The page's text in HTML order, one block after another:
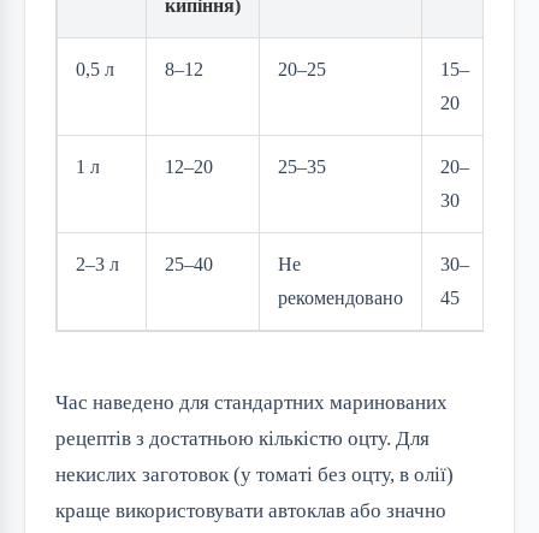
кипіння)
0,5 л 8–12 20–25
15–
20
1 л 12–20 25–35
20–
30
2–3 л 25–40
Не
рекомендовано
30–
45
Час наведено для стандартних маринованих
рецептів з достатньою кількістю оцту. Для
некислих заготовок (у томаті без оцту, в олії)
краще використовувати автоклав або значно